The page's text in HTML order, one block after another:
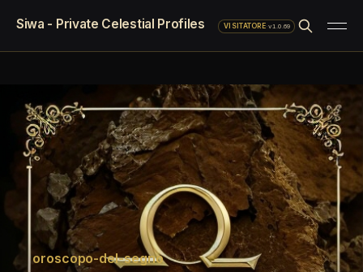
Siwa - Private Celestial Profiles VISITATORE·v1.0.69
oroscopo-del-segno